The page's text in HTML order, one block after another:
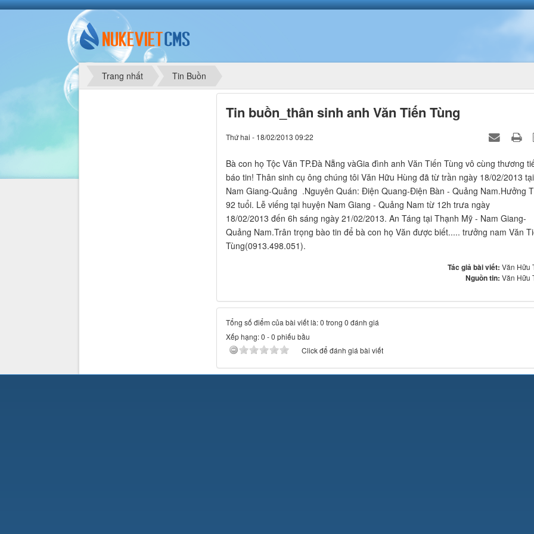
Trang nhất Tin Buồn
Tin buồn_thân sinh anh Văn Tiến Tùng
Thứ hai - 18/02/2013 09:22
Bà con họ Tộc Văn TP.Đà Nẵng vàGia đình anh Văn Tiến Tùng vô cùng thương
báo tin! Thân sinh cụ ông chúng tôi Văn Hữu Hùng đã từ trần ngày 18/02/2013 tại
Nam Giang-Quảng .Nguyên Quán: Điện Quang-Điện Bàn - Quảng Nam.Hưởng
92 tuổi. Lễ viếng tại huyện Nam Giang - Quảng Nam từ 12h trưa ngày
18/02/2013 đến 6h sáng ngày 21/02/2013. An Táng tại Thạnh Mỹ - Nam Giang-
Quảng Nam.Trân trọng bào tin để bà con họ Văn được biết..... trưởng nam Văn
Tùng(0913.498.051).
Tác giả bài viết:Văn Hữu
Nguồn tin:Văn Hữu
Tổng số điểm của bài viết là: 0 trong 0 đánh giá
Xếp hạng:0 -0 phiếu bầu
Click để đánh giá bài viết